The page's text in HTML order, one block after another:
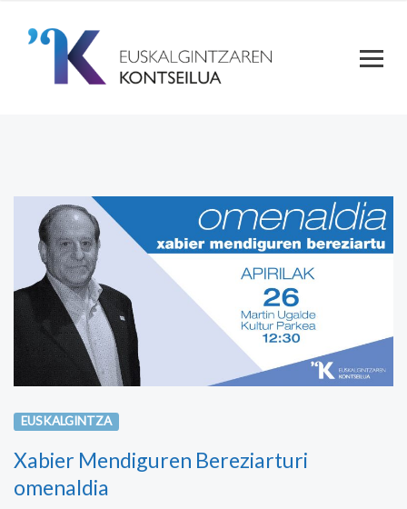
EUSKALGINTZA
Xabier Mendiguren Bereziarturi
omenaldia